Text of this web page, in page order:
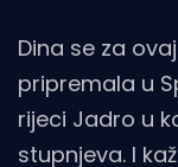
Dina se za
pripremala u
rijeci Jadro u
stupnjeva. I